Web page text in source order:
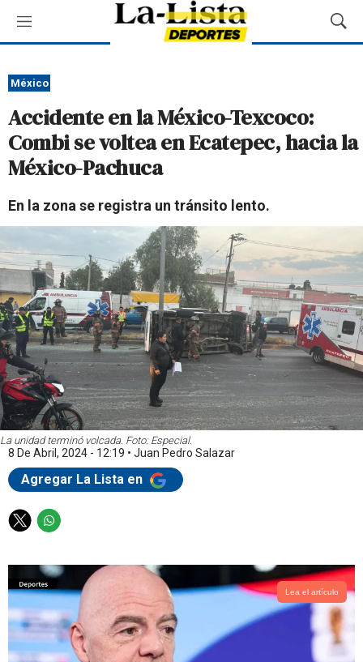
M
e
ú
M
o
r
B
d
a
México
Accidente en la México-Texcoco:
Combi se voltea en Ecatepec, hacia la
México-Pachuca
En la zona se registra un tránsito lento.
La unidad terminó volcada. Foto: Especial.
8 De Abril, 2024 - 12:19 • Juan Pedro Salazar
Agregar La Lista en
T
i
t
t
e
r
W
a
t
s
a
p
p
Lea el artículo